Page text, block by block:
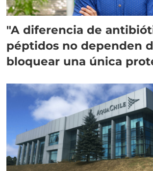
"A diferencia de
péptidos no dependen
bloquear una única